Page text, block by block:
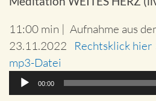
11:00 min | Aufnahme aus
23.11.2022 Rechtsklick hier
mp3-Datei
Audio-
00:00